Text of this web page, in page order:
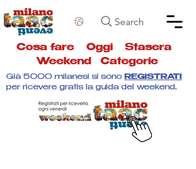
Search
Cosa fare Oggi Stasera
Weekend
Categorie
Già 5000 milanesi si sono REGISTRATI
per ricevere gratis la guida del weekend.